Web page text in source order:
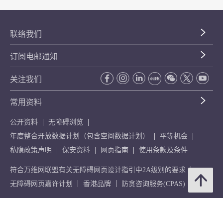
联络我们
订阅电邮通知
关注我们
常用资料
公开资料
无障碍浏览
年度整合开放数据计划（包含空间数据计划）
平等机会
私隐政策声明
保安资料 网页指南 使用条款及条件
符合万维网联盟有关无障碍网页设计指引中2A级别的要求
无障碍网页嘉许计划
香港品牌 防贪咨询服务(CPAS)